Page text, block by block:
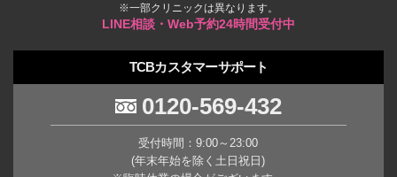
※一部クリニックは異なります。
LINE相談・Web予約24時間受付中
TCBカスタマーサポート
0120-569-432
受付時間：9:00～23:00
(年末年始を除く土日祝日)